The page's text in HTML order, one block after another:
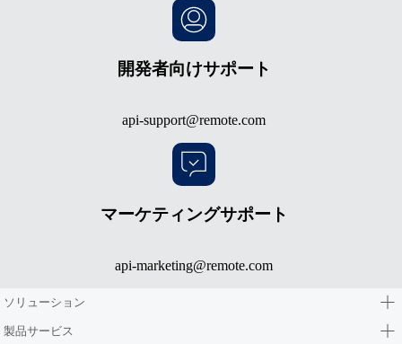
開発者向けサポート
api-support@remote.com
マーケティングサポート
api-marketing@remote.com
ソリューション
製品サービス